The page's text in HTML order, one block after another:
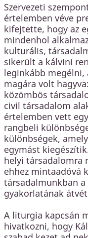
Szervezeti
értelemben véve
kifejtette, hogy az
mindenhol
kulturális,
sikerült a kálvini
leginkább megélni,
magára volt
közömbös
civil társadalom
értelemben vett
rangbeli
különbségek,
egymást
helyi társadalomra
ehhez mintaadóvá
társadalmunkban a
gyakorlatának
A liturgia kapcsán
hivatkozni, hogy